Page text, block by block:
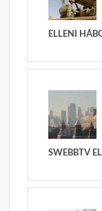
ELLENI
SWEBBTV